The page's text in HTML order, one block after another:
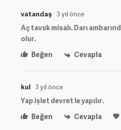
vatandaş 3 yıl önce
Aç tavuk misalı. Darı
olur.
Beğen
Cevapla
kul 3 yıl önce
Yap işlet devret le yapılır.
Beğen
Cevapla